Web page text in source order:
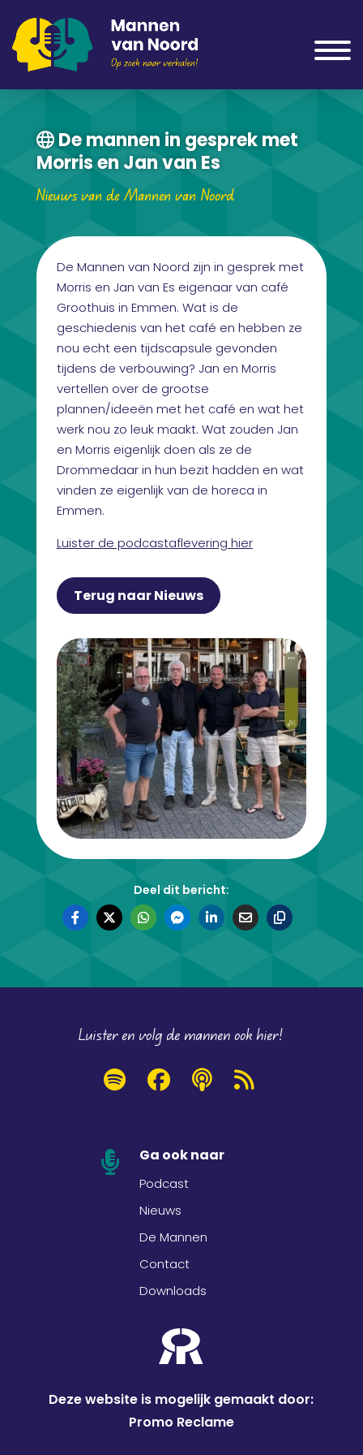
De mannen in gesprek met
Morris en Jan van Es
Nieuws van de Mannen van Noord
De Mannen van Noord zijn in gesprek met
Morris en Jan van Es eigenaar van café
Groothuis in Emmen. Wat is de
geschiedenis van het café en hebben ze
nou echt een tijdscapsule gevonden
tijdens de verbouwing? Jan en Morris
vertellen over de grootse
plannen/ideeën met het café en wat het
werk nou zo leuk maakt. Wat zouden Jan
en Morris eigenlijk doen als ze de
Drommedaar in hun bezit hadden en wat
vinden ze eigenlijk van de horeca in
Emmen.
Luister de podcastaflevering hier
Terug naar Nieuws
Deel dit bericht:
Luister en volg de mannen ook hier!
 Ga ook naar
Podcast
Nieuws
De Mannen
Contact
Downloads
Deze website is mogelijk gemaakt door:
Promo Reclame